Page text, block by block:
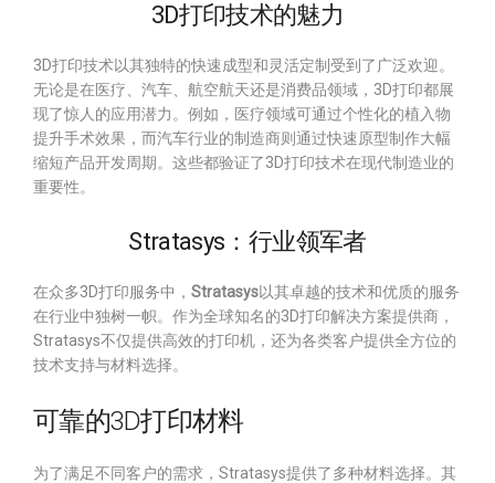
3D打印技术的魅力
3D打印技术以其独特的快速成型和灵活定制受到了广泛欢迎。
无论是在医疗、汽车、航空航天还是消费品领域，3D打印都展
现了惊人的应用潜力。例如，医疗领域可通过个性化的植入物
提升手术效果，而汽车行业的制造商则通过快速原型制作大幅
缩短产品开发周期。这些都验证了3D打印技术在现代制造业的
重要性。
Stratasys：行业领军者
在众多3D打印服务中， Stratasys以其卓越的技术和优质的服务
在行业中独树一帜。作为全球知名的3D打印解决方案提供商，
Stratasys不仅提供高效的打印机，还为各类客户提供全方位的
技术支持与材料选择。
可靠的3D打印材料
为了满足不同客户的需求，Stratasys提供了多种材料选择。其